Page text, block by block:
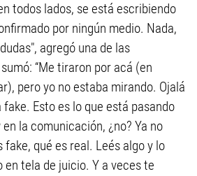
todos lados, se está escribiendo
por ningún medio. Nada,
agregó una de las
“Me tiraron por acá (en
pero yo no estaba mirando. Ojalá
fake. Esto es lo que está pasando
la comunicación, ¿no? Ya no
fake, qué es real. Leés algo y lo
en tela de juicio. Y a veces te